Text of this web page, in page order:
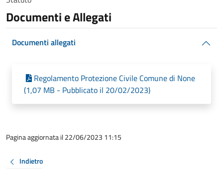
Documenti e Allegati
Documenti allegati
Regolamento Protezione Civile Comune di None
(1,07 MB - Pubblicato il 20/02/2023)
Pagina aggiornata il 22/06/2023 11:15
Indietro